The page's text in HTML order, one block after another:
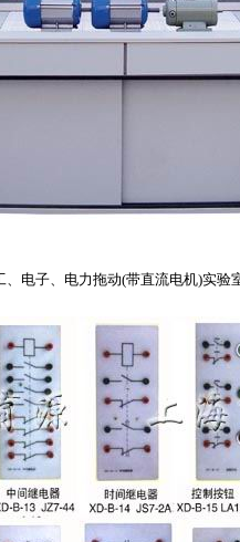
力拖动(带直流电机)实验室成